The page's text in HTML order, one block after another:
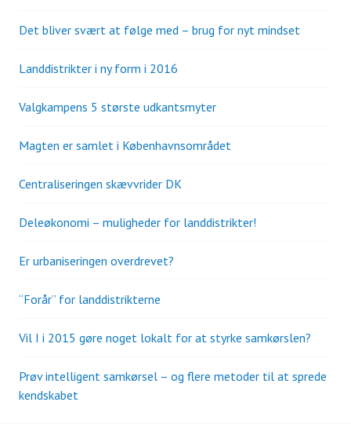
Det bliver svært at følge med – brug for nyt mindset
Landdistrikter i ny form i 2016
Valgkampens 5 største udkantsmyter
Magten er samlet i Københavnsområdet
Centraliseringen skævvrider DK
Deleøkonomi – muligheder for landdistrikter!
Er urbaniseringen overdrevet?
“Forår” for landdistrikterne
Vil I i 2015 gøre noget lokalt for at styrke samkørslen?
Prøv intelligent samkørsel – og flere metoder til at sprede
kendskabet